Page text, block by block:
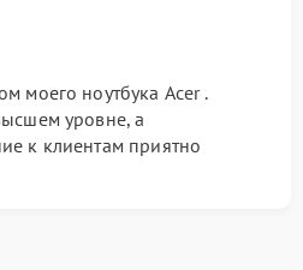
моего ноутбука Acer .
уровне, а
к клиентам приятно